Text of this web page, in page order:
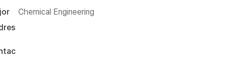
Chemical Engineering